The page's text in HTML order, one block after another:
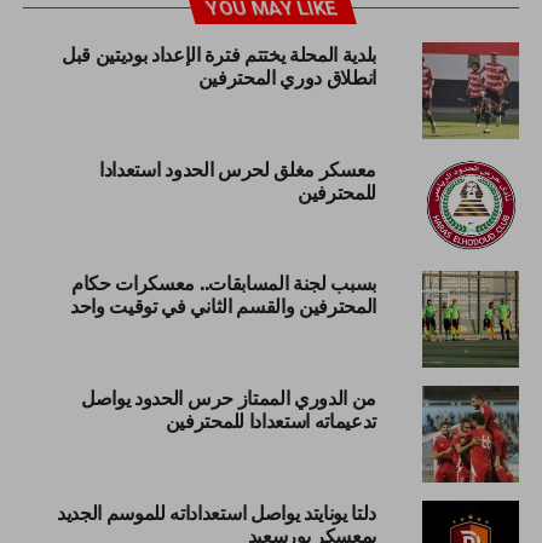
YOU MAY LIKE
بلدية المحلة يختتم فترة الإعداد بوديتين قبل
انطلاق دوري المحترفين
معسكر مغلق لحرس الحدود استعدادا
للمحترفين
بسبب لجنة المسابقات.. معسكرات حكام
المحترفين والقسم الثاني في توقيت واحد
من الدوري الممتاز حرس الحدود يواصل
تدعيماته استعدادا للمحترفين
دلتا يونايتد يواصل استعداداته للموسم الجديد
بمعسكر بورسعيد